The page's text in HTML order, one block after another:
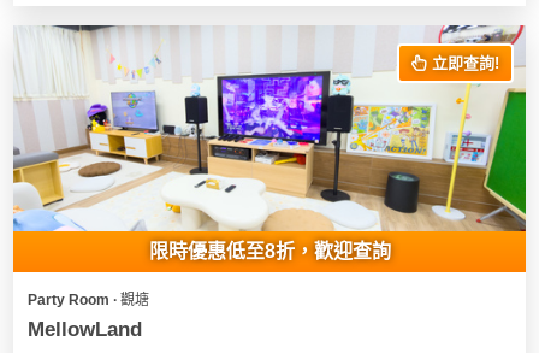
立即查詢!
限時優惠低至8折，歡迎查詢
Party Room ∙ 觀塘
MellowLand